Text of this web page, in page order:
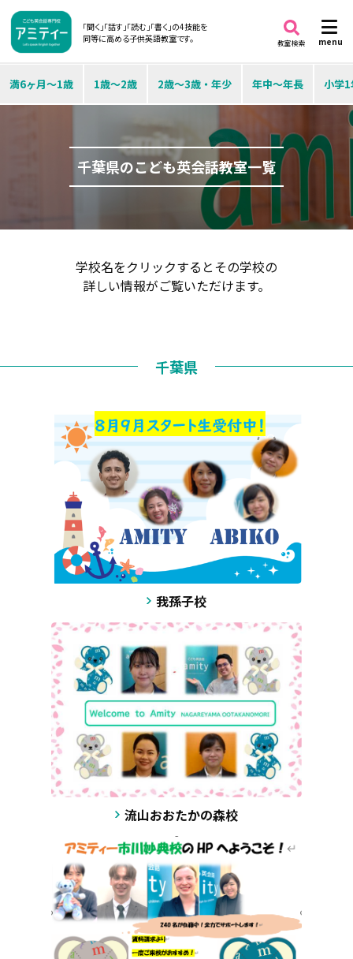
「聞く」「話す」「読む」「書く」の4技能を
同等に高める子供英語教室です。
menu
教室検索
満6ヶ月～1歳 1歳～2歳 2歳～3歳・年少 年中～年長 小学
千葉県のこども英会話教室一覧
学校名をクリックするとその学校の
詳しい情報がご覧いただけます。
千葉県
我孫子校
流山おおたかの森校